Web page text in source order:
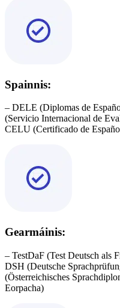
Spainnis:
– DELE (Diplomas de
(Servicio Internacional de
CELU (Certificado de
Gearmáinis:
– TestDaF (Test Deutsch als
DSH (Deutsche
(Österreichisches
Eorpacha)